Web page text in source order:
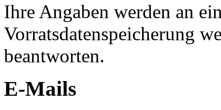
Ihre Angaben werden an
Vorratsdatenspeicherung
beantworten.
E-Mails